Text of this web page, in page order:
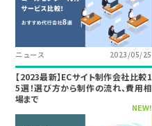
ニュース 2023/05/25
【2023最新】ECサイト制作会社比較1
5選！選び方から制作の流れ、費用相
場まで
NEW!